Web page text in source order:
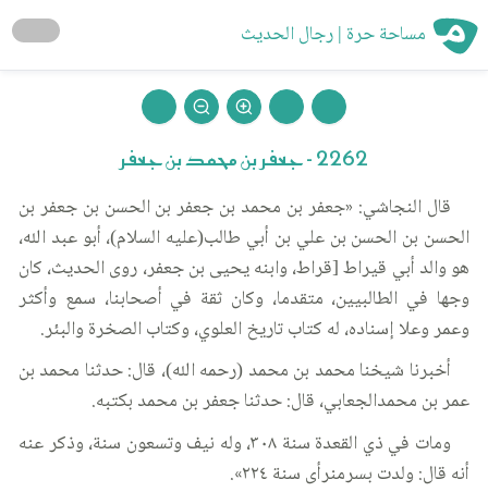
مساحة حرة | رجال الحديث
2262 - جعفر بن محمد بن جعفر
قال النجاشي: «جعفر بن محمد بن جعفر بن الحسن بن جعفر بن
الحسن بن الحسن بن علي بن أبي طالب(عليه السلام)، أبو عبد الله،
هو والد أبي قيراط [قراط، وابنه يحيى بن جعفر، روى الحديث، كان
وجها في الطالبيين، متقدما، وكان ثقة في أصحابنا، سمع وأكثر
وعمر وعلا إسناده، له كتاب تاريخ العلوي، وكتاب الصخرة والبئر.
أخبرنا شيخنا محمد بن محمد (رحمه الله)، قال: حدثنا محمد بن
عمر بن محمدالجعابي، قال: حدثنا جعفر بن محمد بكتبه.
ومات في ذي القعدة سنة ٣٠٨، وله نيف وتسعون سنة، وذكر عنه
أنه قال: ولدت بسرمنرأى سنة ٢٢٤».